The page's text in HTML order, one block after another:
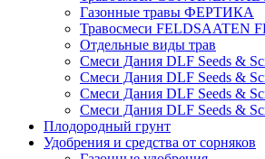
Газонные травы ФЕРТИКА
Травосмеси FELDSAATEN
Отдельные виды трав
Смеси Дания DLF Seeds &
Смеси Дания DLF Seeds &
Смеси Дания DLF Seeds &
Смеси Дания DLF Seeds &
Плодородный грунт
Удобрения и средства от сорняков